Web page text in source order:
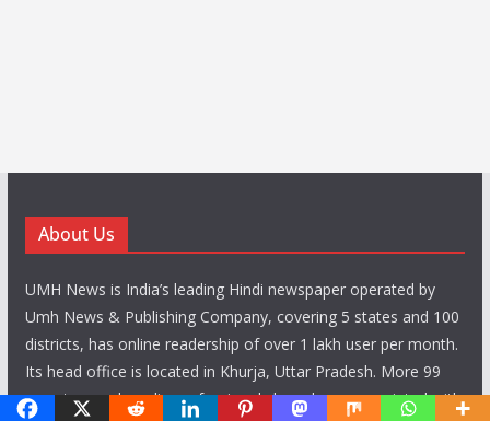
About Us
UMH News is India’s leading Hindi newspaper operated by
Umh News & Publishing Company, covering 5 states and 100
districts, has online readership of over 1 lakh user per month.
Its head office is located in Khurja, Uttar Pradesh. More 99
reporters and media professionals have been associated with